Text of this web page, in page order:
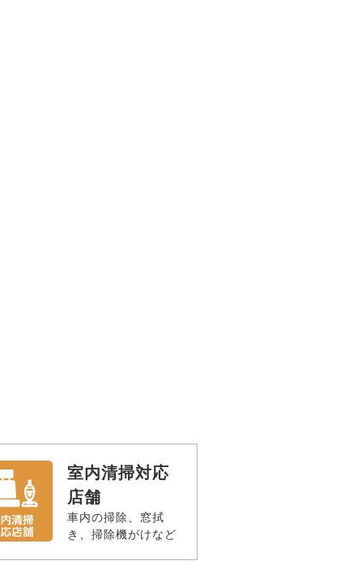
室内清掃対応
店舗
車内の掃除、窓拭
き、掃除機がけなど